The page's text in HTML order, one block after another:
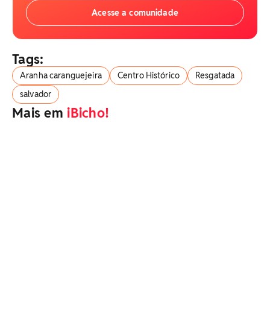
Acesse a comunidade
Tags:
Aranha caranguejeira Centro Histórico
Resgatada
salvador
Mais em iBicho!